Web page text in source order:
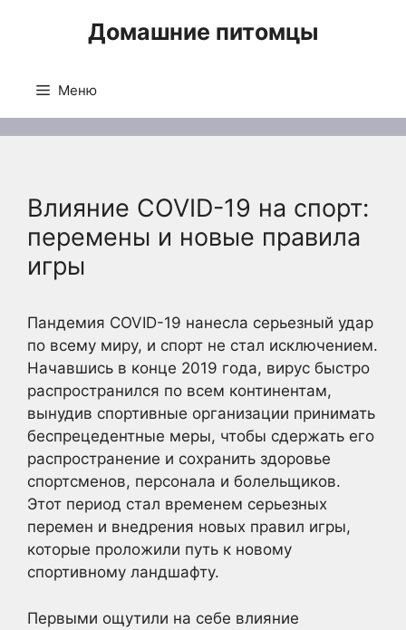
Домашние питомцы
Меню
Влияние COVID-19 на спорт:
перемены и новые правила
игры
Пандемия COVID-19 нанесла серьезный удар
по всему миру, и спорт не стал исключением.
Начавшись в конце 2019 года, вирус быстро
распространился по всем континентам,
вынудив спортивные организации принимать
беспрецедентные меры, чтобы сдержать его
распространение и сохранить здоровье
спортсменов, персонала и болельщиков.
Этот период стал временем серьезных
перемен и внедрения новых правил игры,
которые проложили путь к новому
спортивному ландшафту.
Первыми ощутили на себе влияние